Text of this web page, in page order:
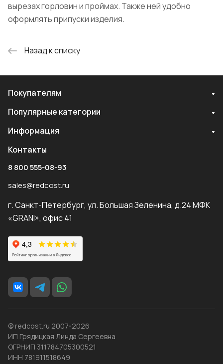
вырезах горловин и проймах. Также ней удобно
оформлять припуски изделия.
Назад к списку
Покупателям
Популярные категории
Информация
Контакты
8 800 555-08-93
sales@redcost.ru
г. Санкт-Петербург, ул. Большая Зеленина, д.24 МФК
«GRANI», офис 41
© redcost.ru 2007-2026
ИП Грядицкая Линда Сергеевна
ОГРНИП 311784705300521
ИНН 781911518649